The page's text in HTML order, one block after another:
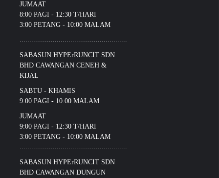
JUMAAT
8:00 PAGI - 12:30 T/HARI
3:00 PETANG - 10:00 MALAM
.......................................................
SABASUN HYPErRUNCIT SDN
BHD CAWANGAN CENEH &
KIJAL
SABTU - KHAMIS
9:00 PAGI - 10:00 MALAM
JUMAAT
9:00 PAGI - 12:30 T/HARI
3:00 PETANG - 10:00 MALAM
.......................................................
SABASUN HYPErRUNCIT SDN
BHD CAWANGAN DUNGUN